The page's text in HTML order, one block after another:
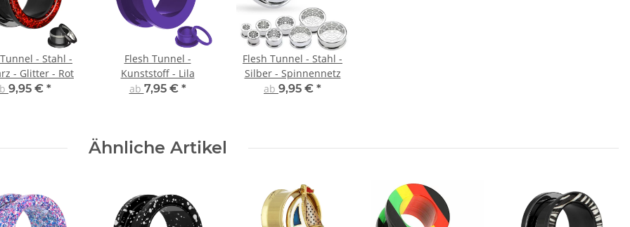
- Stahl -
- Glitter - Rot
9,95 € *
Flesh Tunnel -
Kunststoff - Lila
ab 7,95 € *
Flesh Tunnel - Stahl -
Silber - Spinnennetz
ab 9,95 € *
Ähnliche Artikel